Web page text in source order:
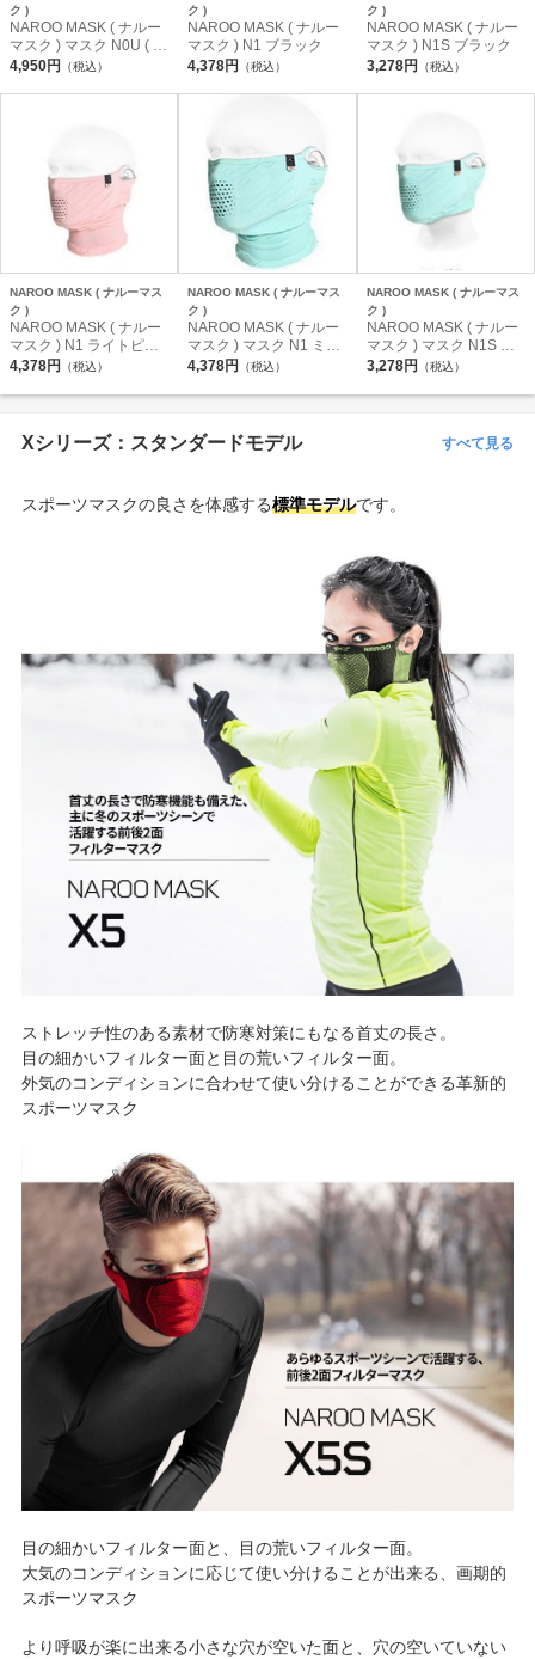
ク )
NAROO MASK ( ナルー
マスク ) マスク N0U ( エ
ヌ ゼロ ユー ) ブラック
4,950円 （税込）
ク )
NAROO MASK ( ナルー
マスク ) N1 ブラック
4,378円
（税込）
ク )
NAROO MASK ( ナルー
マスク ) N1S ブラック
3,278円 （税込）
NAROO MASK ( ナルーマス
ク )
NAROO MASK ( ナルー
マスク ) N1 ライトピン
ク
4,378円 （税込）
NAROO MASK ( ナルーマス
ク )
NAROO MASK ( ナルー
マスク ) マスク N1 ミン
ト
4,378円 （税込）
NAROO MASK ( ナルーマス
ク )
NAROO MASK ( ナルー
マスク ) マスク N1S ミ
ント フリーサイズ
3,278円 （税込）
Xシリーズ：スタンダードモデル すべて見る
スポーツマスクの良さを体感する標準モデルです。
ストレッチ性のある素材で防寒対策にもなる首丈の長さ。
目の細かいフィルター面と目の荒いフィルター面。
外気のコンディションに合わせて使い分けることができる革新的
スポーツマスク
目の細かいフィルター面と、目の荒いフィルター面。
大気のコンディションに応じて使い分けることが出来る、画期的
スポーツマスク
より呼吸が楽に出来る小さな穴が空いた面と、穴の空いていない